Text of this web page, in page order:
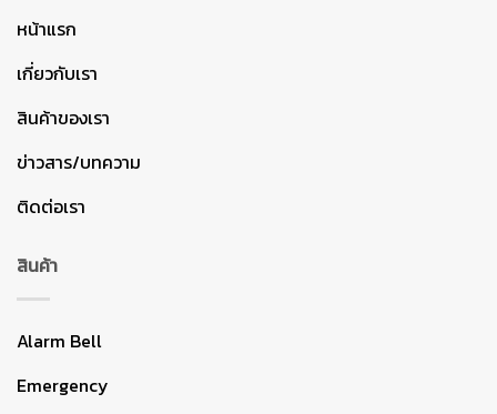
หน้าแรก
เกี่ยวกับเรา
สินค้าของเรา
ข่าวสาร/บทความ
ติดต่อเรา
สินค้า
Alarm Bell
Emergency